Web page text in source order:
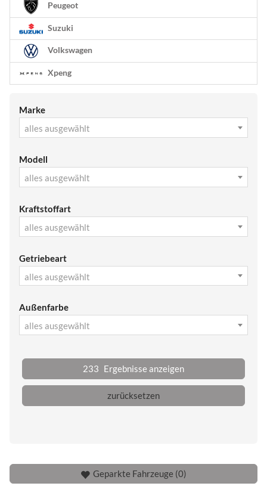
Peugeot
Suzuki
Volkswagen
Xpeng
Marke
alles ausgewählt
Modell
alles ausgewählt
Kraftstoffart
alles ausgewählt
Getriebeart
alles ausgewählt
Außenfarbe
alles ausgewählt
233 Ergebnisse anzeigen
zurücksetzen
Geparkte Fahrzeuge (0)